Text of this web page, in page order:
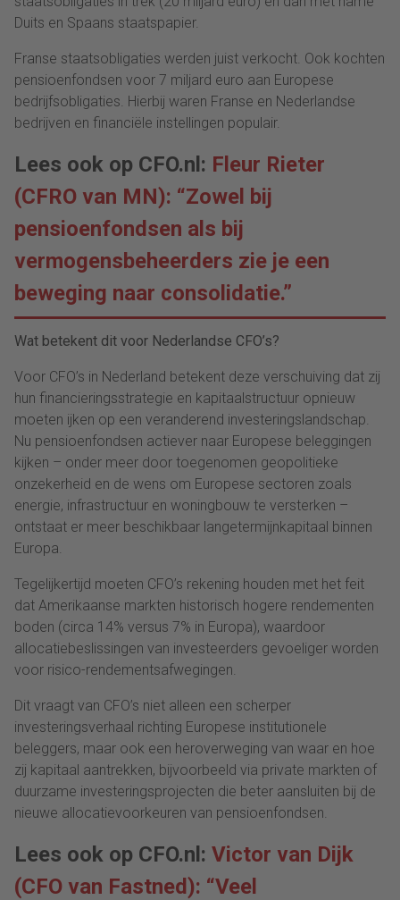
Duits en Spaans staatspapier.
Franse staatsobligaties werden juist verkocht. Ook kochten
pensioenfondsen voor 7 miljard euro aan Europese
bedrijfsobligaties. Hierbij waren Franse en Nederlandse
bedrijven en financiële instellingen populair.
Lees ook op CFO.nl: Fleur Rieter
(CFRO van MN): “Zowel bij
pensioenfondsen als bij
vermogensbeheerders zie je een
beweging naar consolidatie.”
Wat betekent dit voor Nederlandse CFO’s?
Voor CFO’s in Nederland betekent deze verschuiving dat zij
hun financieringsstrategie en kapitaalstructuur opnieuw
moeten ijken op een veranderend investeringslandschap.
Nu pensioenfondsen actiever naar Europese beleggingen
kijken – onder meer door toegenomen geopolitieke
onzekerheid en de wens om Europese sectoren zoals
energie, infrastructuur en woningbouw te versterken –
ontstaat er meer beschikbaar langetermijnkapitaal binnen
Europa.
Tegelijkertijd moeten CFO’s rekening houden met het feit
dat Amerikaanse markten historisch hogere rendementen
boden (circa 14% versus 7% in Europa), waardoor
allocatiebeslissingen van investeerders gevoeliger worden
voor risico-rendementsafwegingen.
Dit vraagt van CFO’s niet alleen een scherper
investeringsverhaal richting Europese institutionele
beleggers, maar ook een heroverweging van waar en hoe
zij kapitaal aantrekken, bijvoorbeeld via private markten of
duurzame investeringsprojecten die beter aansluiten bij de
nieuwe allocatievoorkeuren van pensioenfondsen.
Lees ook op CFO.nl: Victor van Dijk
(CFO van Fastned): “Veel